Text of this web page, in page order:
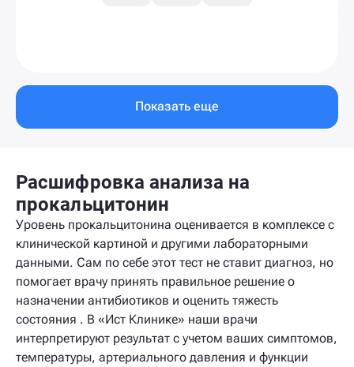
Показать еще
Расшифровка анализа на
прокальцитонин
Уровень прокальцитонина оценивается в комплексе с
клинической картиной и другими лабораторными
данными. Сам по себе этот тест не ставит диагноз, но
помогает врачу принять правильное решение о
назначении антибиотиков и оценить тяжесть
состояния . В «Ист Клинике» наши врачи
интерпретируют результат с учетом ваших симптомов,
температуры, артериального давления и функции